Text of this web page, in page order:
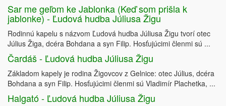
Sar me geľom ke Jablonka (Keď som prišla k
jablonke) - Ľudová hudba Júliusa Žigu
Rodinnú kapelu s názvom Ľudová hudba Júliusa Žigu tvorí otec
Július Žiga, dcéra Bohdana a syn Filip. Hosťujúcimi členmi sú ...
Čardáš - Ľudová hudba Júliusa Žigu
Základom kapely je rodina Žigovcov z Gelnice: otec Július, dcéra
Bohdana a syn Filip. Hosťujúcimi členmi sú Vladimír Plachetka, ...
Halgató - Ľudová hudba Júliusa Žigu